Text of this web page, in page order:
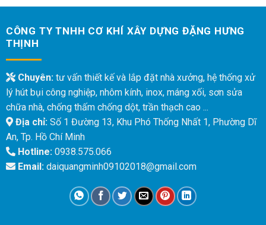
CÔNG TY TNHH CƠ KHÍ XÂY DỰNG ĐẶNG HƯNG
THỊNH
Chuyên:tư vấn thiết kế và lắp đặt nhà xưởng, hệ thống xử
lý hút bụi công nghiệp, nhôm kính, inox, máng xối, sơn sửa
chữa nhà, chống thấm chống dột, trần thạch cao ...
Địa chỉ:Số 1 Đường 13, Khu Phó Thống Nhất 1, Phường Dĩ
An, Tp. Hồ Chí Minh
Hotline:0938.575.066
Email:daiquangminh09102018@gmail.com